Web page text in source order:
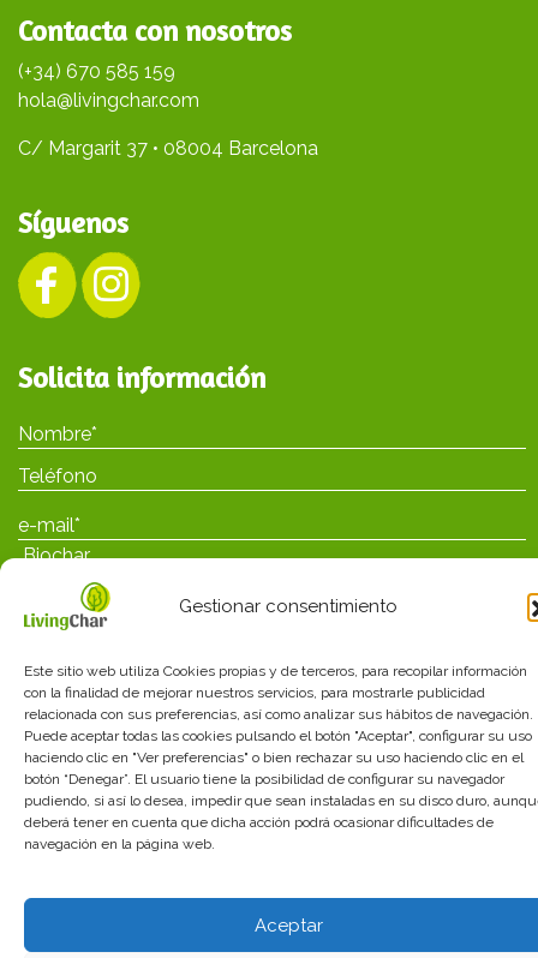
Gestionar consentimiento
Este sitio web utiliza Cookies propias y de terceros, para recopilar información
con la finalidad de mejorar nuestros servicios, para mostrarle publicidad
relacionada con sus preferencias, así como analizar sus hábitos de navegación.
Puede aceptar todas las cookies pulsando el botón "Aceptar", configurar su uso
haciendo clic en "Ver preferencias" o bien rechazar su uso haciendo clic en el
botón “Denegar”. El usuario tiene la posibilidad de configurar su navegador
pudiendo, si así lo desea, impedir que sean instaladas en su disco duro,
deberá tener en cuenta que dicha acción podrá ocasionar dificultades de
navegación en la página web.
Aceptar
Contacta con nosotros
(+34) 670 585 159
hola@livingchar.com
C/ Margarit 37 • 08004 Barcelona
Síguenos
Solicita información
He leído y acepto laspolíticas de privacidad
cookies_Términos_y_condiciones